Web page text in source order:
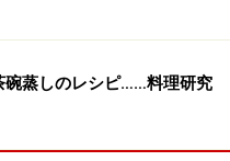
碗蒸しのレシピ……料理研究